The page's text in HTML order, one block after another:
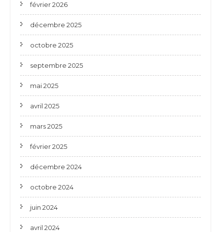
février 2026
décembre 2025
octobre 2025
septembre 2025
mai 2025
avril 2025
mars 2025
février 2025
décembre 2024
octobre 2024
juin 2024
avril 2024